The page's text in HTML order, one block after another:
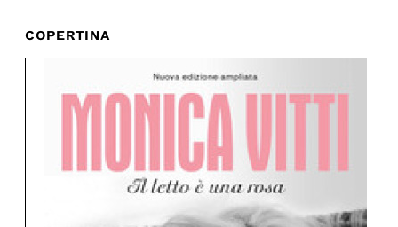
COPERTINA